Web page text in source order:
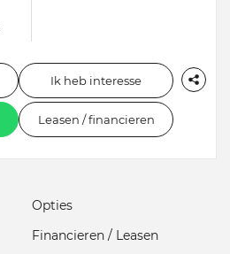
Ik heb interesse
Leasen / financieren
Opties
Financieren / Leasen